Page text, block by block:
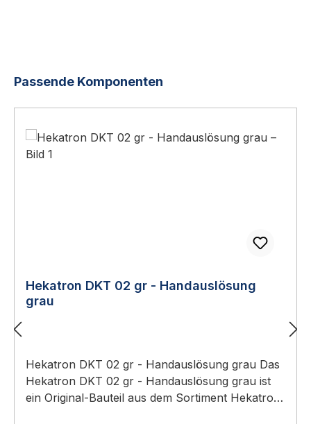
Produktgalerie überspringen
Passende Komponenten
Hekatron DKT 02 gr - Handauslösung
grau
Hekatron DKT 02 gr - Handauslösung grau Das
Hekatron DKT 02 gr - Handauslösung grau ist
ein Original-Bauteil aus dem Sortiment Hekatron